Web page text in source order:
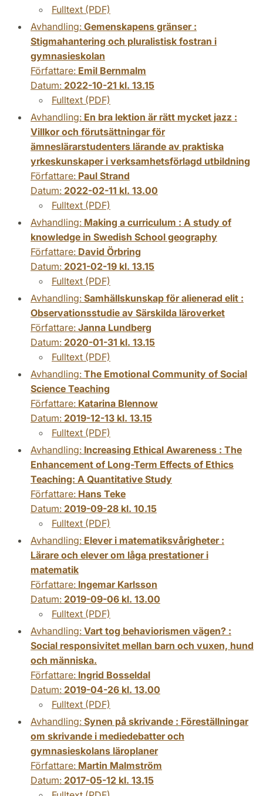
Fulltext (PDF)
Avhandling: Gemenskapens gränser :
Stigmahantering och pluralistisk fostran i
gymnasieskolan
Författare: Emil Bernmalm
Datum: 2022-10-21 kl. 13.15
Fulltext (PDF)
Avhandling: En bra lektion är rätt mycket jazz :
Villkor och förutsättningar för
ämneslärarstudenters lärande av praktiska
yrkeskunskaper i verksamhetsförlagd utbildning
Författare: Paul Strand
Datum: 2022-02-11 kl. 13.00
Fulltext (PDF)
Avhandling: Making a curriculum : A study of
knowledge in Swedish School geography
Författare: David Örbring
Datum: 2021-02-19 kl. 13.15
Fulltext (PDF)
Avhandling: Samhällskunskap för alienerad elit :
Observationsstudie av Särskilda läroverket
Författare: Janna Lundberg
Datum: 2020-01-31 kl. 13.15
Fulltext (PDF)
Avhandling: The Emotional Community of Social
Science Teaching
Författare: Katarina Blennow
Datum: 2019-12-13 kl. 13.15
Fulltext (PDF)
Avhandling: Increasing Ethical Awareness : The
Enhancement of Long-Term Effects of Ethics
Teaching: A Quantitative Study
Författare: Hans Teke
Datum: 2019-09-28 kl. 10.15
Fulltext (PDF)
Avhandling: Elever i matematiksvårigheter :
Lärare och elever om låga prestationer i
matematik
Författare: Ingemar Karlsson
Datum: 2019-09-06 kl. 13.00
Fulltext (PDF)
Avhandling: Vart tog behaviorismen vägen? :
Social responsivitet mellan barn och vuxen, hund
och människa.
Författare: Ingrid Bosseldal
Datum: 2019-04-26 kl. 13.00
Fulltext (PDF)
Avhandling: Synen på skrivande : Föreställningar
om skrivande i mediedebatter och
gymnasieskolans läroplaner
Författare: Martin Malmström
Datum: 2017-05-12 kl. 13.15